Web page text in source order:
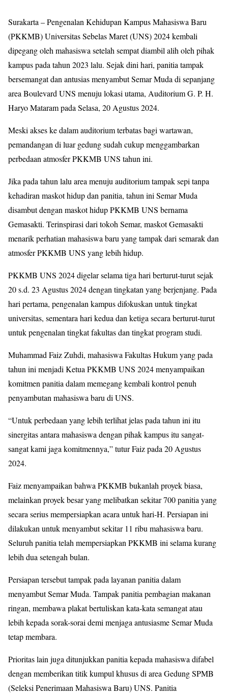
Surakarta – Pengenalan Kehidupan Kampus Mahasiswa Baru
(PKKMB) Universitas Sebelas Maret (UNS) 2024 kembali
dipegang oleh mahasiswa setelah sempat diambil alih oleh pihak
kampus pada tahun 2023 lalu. Sejak dini hari, panitia tampak
bersemangat dan antusias menyambut Semar Muda di sepanjang
area Boulevard UNS menuju lokasi utama, Auditorium G. P. H.
Haryo Mataram pada Selasa, 20 Agustus 2024.
Meski akses ke dalam auditorium terbatas bagi wartawan,
pemandangan di luar gedung sudah cukup menggambarkan
perbedaan atmosfer PKKMB UNS tahun ini.
Jika pada tahun lalu area menuju auditorium tampak sepi tanpa
kehadiran maskot hidup dan panitia, tahun ini Semar Muda
disambut dengan maskot hidup PKKMB UNS bernama
Gemasakti. Terinspirasi dari tokoh Semar, maskot Gemasakti
menarik perhatian mahasiswa baru yang tampak dari semarak dan
atmosfer PKKMB UNS yang lebih hidup.
PKKMB UNS 2024 digelar selama tiga hari berturut-turut sejak
20 s.d. 23 Agustus 2024 dengan tingkatan yang berjenjang. Pada
hari pertama, pengenalan kampus difokuskan untuk tingkat
universitas, sementara hari kedua dan ketiga secara berturut-turut
untuk pengenalan tingkat fakultas dan tingkat program studi.
Muhammad Faiz Zuhdi, mahasiswa Fakultas Hukum yang pada
tahun ini menjadi Ketua PKKMB UNS 2024 menyampaikan
komitmen panitia dalam memegang kembali kontrol penuh
penyambutan mahasiswa baru di UNS.
“Untuk perbedaan yang lebih terlihat jelas pada tahun ini itu
sinergitas antara mahasiswa dengan pihak kampus itu sangat-
sangat kami jaga komitmennya,” tutur Faiz pada 20 Agustus
2024.
Faiz menyampaikan bahwa PKKMB bukanlah proyek biasa,
melainkan proyek besar yang melibatkan sekitar 700 panitia yang
secara serius mempersiapkan acara untuk hari-H. Persiapan ini
dilakukan untuk menyambut sekitar 11 ribu mahasiswa baru.
Seluruh panitia telah mempersiapkan PKKMB ini selama kurang
lebih dua setengah bulan.
Persiapan tersebut tampak pada layanan panitia dalam
menyambut Semar Muda. Tampak panitia pembagian makanan
ringan, membawa plakat bertuliskan kata-kata semangat atau
lebih kepada sorak-sorai demi menjaga antusiasme Semar Muda
tetap membara.
Prioritas lain juga ditunjukkan panitia kepada mahasiswa difabel
dengan memberikan titik kumpul khusus di area Gedung SPMB
(Seleksi Penerimaan Mahasiswa Baru) UNS. Panitia